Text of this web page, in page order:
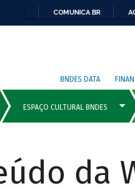
COMUNICA BR
BNDES DATA
da